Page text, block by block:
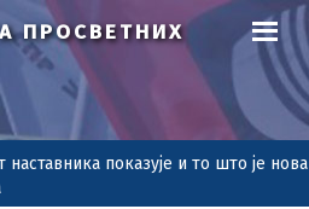
ПРОСВЕТНИХ
показује и то што је нова